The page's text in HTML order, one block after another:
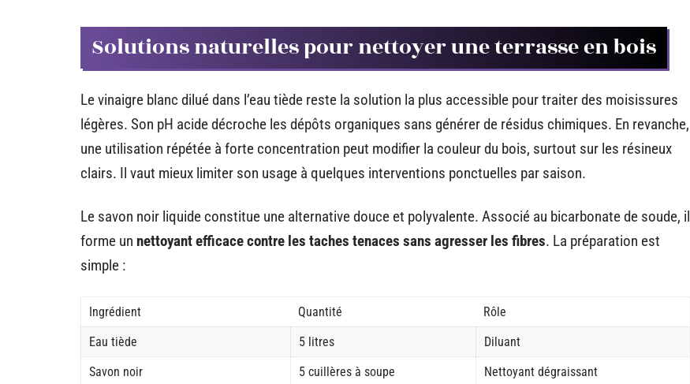
Solutions naturelles pour nettoyer une terrasse en bois
Le vinaigre blanc dilué dans l’eau tiède reste la solution la plus accessible pour traiter des moisissures
légères. Son pH acide décroche les dépôts organiques sans générer de résidus chimiques. En revanche,
une utilisation répétée à forte concentration peut modifier la couleur du bois, surtout sur les résineux
clairs. Il vaut mieux limiter son usage à quelques interventions ponctuelles par saison.
Le savon noir liquide constitue une alternative douce et polyvalente. Associé au bicarbonate de soude, il
forme un nettoyant efficace contre les taches tenaces sans agresser les fibres. La préparation est
simple :
Ingrédient Quantité
Rôle
Eau tiède
5 litres
Diluant
Savon noir
5 cuillères à soupe
Nettoyant dégraissant